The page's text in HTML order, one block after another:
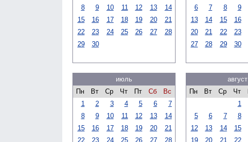
8
9 10 11 12 13
14
15
16 17 18 19 20
21
22
23 24 25 26 27
28
29
30
6
7 8 9
13
14 15 16
20
21 22 23
27
28 29 30
июль
Пн
Вт Ср Чт Пт Сб
Вс
1
2 3 4 5 6
7
8
9 10 11 12 13
14
15
16 17 18 19 20
21
22
23 24 25 26 27
28
август
Пн
Вт Ср Чт
1
5
6 7 8
12
13 14 15
19
20 21 22